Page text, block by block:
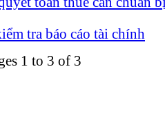
tra báo cáo tài chính
1 to 3 of 3